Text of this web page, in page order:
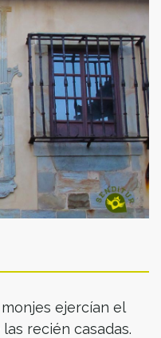
ejercían el
recién casadas.